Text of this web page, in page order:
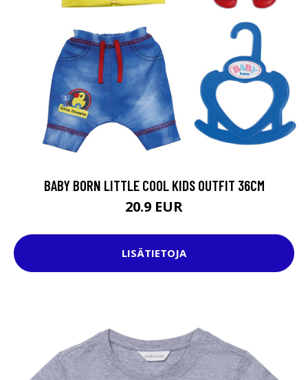
BABY BORN LITTLE COOL KIDS OUTFIT 36CM
20.9 EUR
LISÄTIETOJA